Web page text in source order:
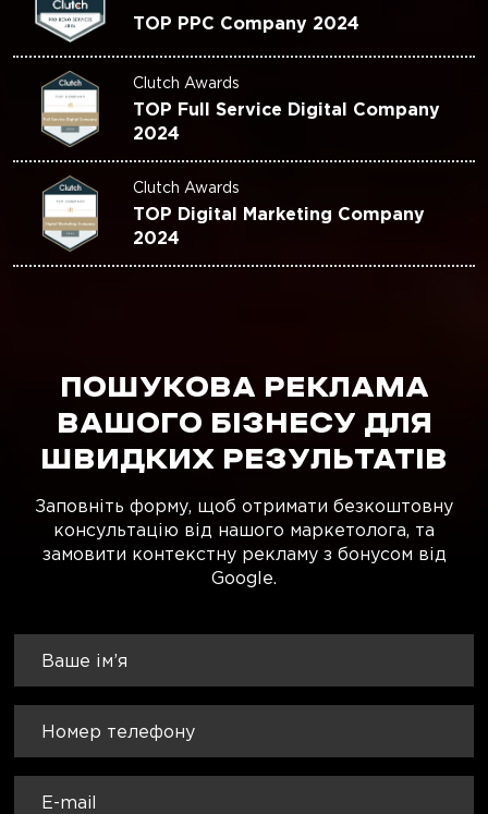
TOP PPC Company 2024
Clutch Awards
TOP Full Service Digital Company
2024
Clutch Awards
TOP Digital Marketing Company
2024
ПОШУКОВА РЕКЛАМА
ВАШОГО БІЗНЕСУ ДЛЯ
ШВИДКИХ РЕЗУЛЬТАТІВ
Заповніть форму, щоб отримати безкоштовну
консультацію від нашого маркетолога, та
замовити контекстну рекламу з бонусом від
Google.